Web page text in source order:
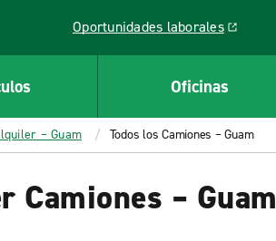
Oportunidades laborales
Link opens in a new window
Oficinas
– Guam Todos los Camiones – Guam
– Guam